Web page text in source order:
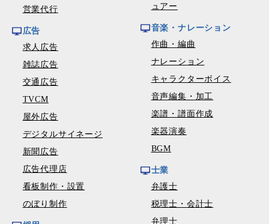
営業代行
広告
求人広告
雑誌広告
交通広告
TVCM
屋外広告
デジタルサイネージ
新聞広告
広告代理店
看板制作・設置
のぼり制作
ュアー
音楽・ナレーション
作曲・編曲
ナレーション
キャラクターボイス
音声編集・加工
楽譜・譜面作成
楽器演奏
BGM
士業
弁護士
税理士・会計士
弁理士